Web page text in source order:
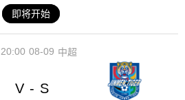
即将开始
08-09
20:00 中超
V - S